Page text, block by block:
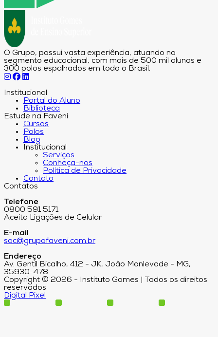
O Grupo, possui vasta experiência, atuando no
segmento educacional, com mais de 500 mil alunos e
300 polos espalhados em todo o Brasil.
Institucional
Portal do Aluno
Biblioteca
Estude na Faveni
Cursos
Polos
Blog
Institucional
Serviços
Conheça-nos
Política de Privacidade
Contato
Contatos
Telefone
0800 591 5171
Aceita Ligações de Celular
E-mail
sac@grupofaveni.com.br
Endereço
Av. Gentil Bicalho, 412 - JK, João Monlevade - MG,
35930-478
Copyright © 2026 - Instituto Gomes | Todos os direitos
reservados
Digital Pixel